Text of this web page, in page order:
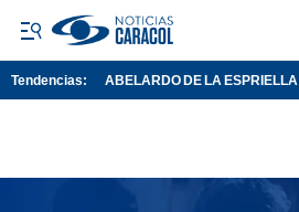
Tendencias: ABELARDO DE LA ESPRIELLA